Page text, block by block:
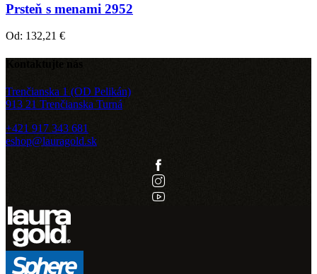
Prsteň s menami 2952
Od: 132,21 €
Kontaktujte nás
Trenčianska 1 (OD Pelikán)
913 21 Trenčianska Turná
+421 917 343 681
eshop@lauragold.sk